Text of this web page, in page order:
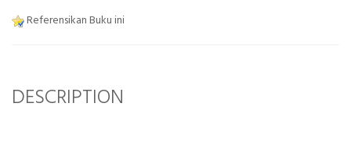
Referensikan Buku ini
DESCRIPTION